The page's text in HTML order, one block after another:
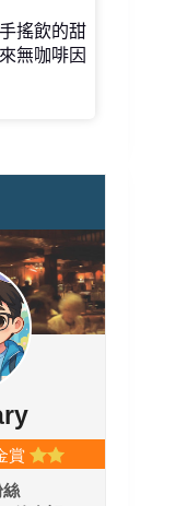
搖飲的甜
無咖啡因